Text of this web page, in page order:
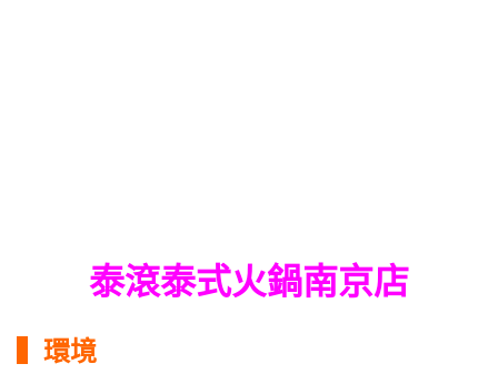
泰滾泰式火鍋南京店
▍環境